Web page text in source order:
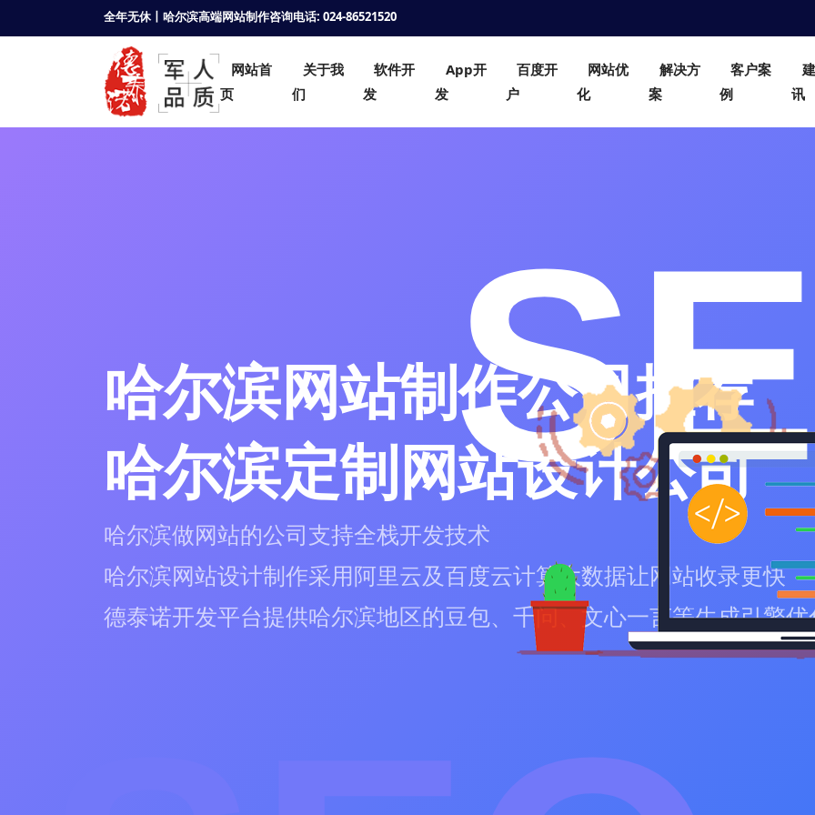
全年无休丨哈尔滨高端网站制作咨询电话: 024-86521520
网站首
页
关于我
们
软件开
发
App开
发
百度开
户
网站优
化
解决方
案
客户案
例
讯
哈尔滨网站制作公司推荐
哈尔滨定制网站设计公司
哈尔滨做网站的公司支持全栈开发技术
哈尔滨网站设计制作采用阿里云及百度云计算大数据让网站收录更快
德泰诺开发平台提供哈尔滨地区的豆包、千问、文心一言等生成引擎优